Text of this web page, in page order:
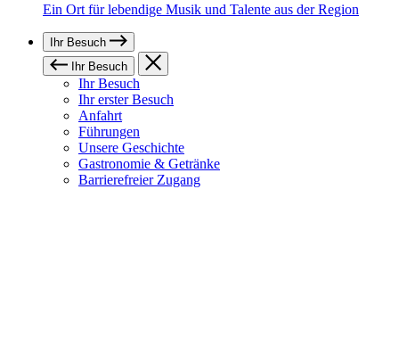
Ein Ort für lebendige Musik und Talente aus der Region
Ihr Besuch
Ihr Besuch
Ihr Besuch
Ihr erster Besuch
Anfahrt
Führungen
Unsere Geschichte
Gastronomie & Getränke
Barrierefreier Zugang